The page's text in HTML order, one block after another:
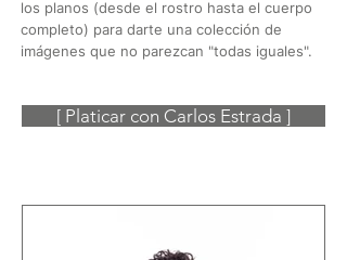
los planos (desde el rostro hasta el cuerpo
completo) para darte una colección de
imágenes que no parezcan "todas iguales".
[ Platicar con Carlos Estrada ]